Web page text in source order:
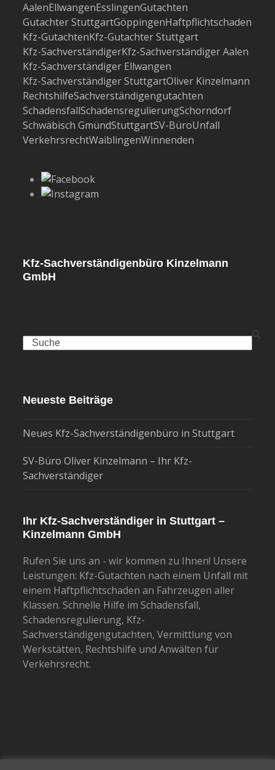
AalenEllwangenEsslingenGutachten
Gutachter StuttgartGöppingenHaftpflichtschaden
Kfz-GutachtenKfz-Gutachter Stuttgart
Kfz-SachverständigerKfz-Sachverständiger Aalen
Kfz-Sachverständiger Ellwangen
Kfz-Sachverständiger StuttgartOliver Kinzelmann
RechtshilfeSachverständigengutachten
SchadensfallSchadensregulierungSchorndorf
Schwäbisch GmündStuttgartSV-BüroUnfall
VerkehrsrechtWaiblingenWinnenden
Kfz-Sachverständigenbüro Kinzelmann
GmbH
Search
Neueste Beiträge
Neues Kfz-Sachverständigenbüro in Stuttgart
SV-Büro Oliver Kinzelmann – Ihr Kfz-
Sachverständiger
Ihr Kfz-Sachverständiger in Stuttgart –
Kinzelmann GmbH
Rufen Sie uns an - wir kommen zu Ihnen! Unsere
Leistungen: Kfz-Gutachten nach einem Unfall mit
einem Haftpflichtschaden an Fahrzeugen aller
Klassen. Schnelle Hilfe im Schadensfall,
Schadensregulierung, Kfz-
Sachverständigengutachten, Vermittlung von
Werkstätten, Rechtshilfe und Anwälten für
Verkehrsrecht.